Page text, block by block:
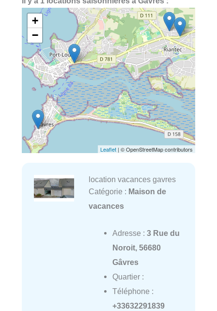
+
−
Leaflet | © OpenStreetMap contributors
location vacances gavres
Catégorie : Maison de
vacances
Adresse : 3 Rue du
Noroit, 56680
Gâvres
Quartier :
Téléphone :
+33632291839